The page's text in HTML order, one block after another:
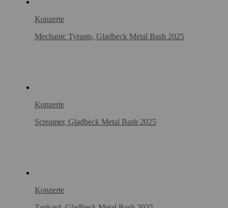
Konzerte
Mechanic Tyrants, Gladbeck Metal Bash 2025
Konzerte
Screamer, Gladbeck Metal Bash 2025
Konzerte